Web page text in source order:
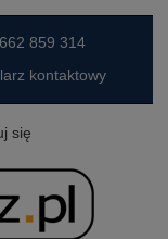
859 314
kontaktowy
się